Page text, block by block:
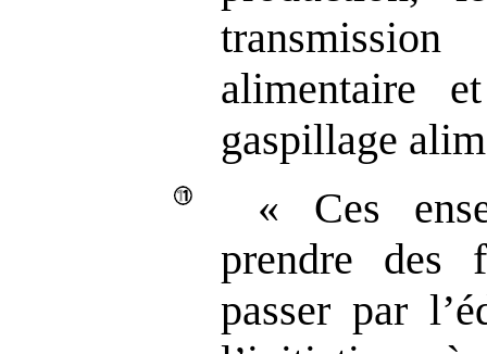
alimentaire
gaspillage
«
Ces
prendre des
passer par